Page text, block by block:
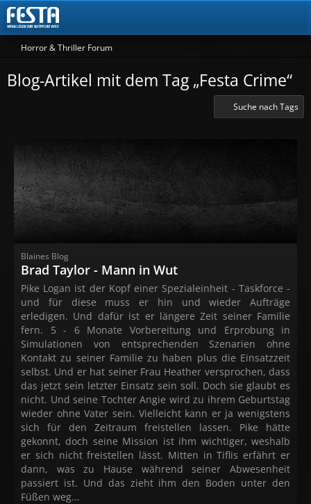
Horror & Thriller Forum
Blog-Artikel mit dem Tag „Festa Crime“
Suche nach Tags
Blaines Blog
Brad Taylor - Mann in Wut
Pike Logan ist der Kopf einer Spezialeinheit - Taskforce -
und für diese muss er hin und wieder Aufträge
erledigen. Und dafür ist er längere Zeit seiner Familie
fern. 5 - 6 Monate Vorbereitung und Erprobung in
Simulationen von entsprechenden Szenarien ohne
Kontakt zu seiner Familie zu haben plus die Einsatzzeit
selbst. Und er hat seiner Frau Heather versprochen, dass
das jetzt sein letzter Einsatz sein soll. Doch sie glaubt es
nicht. Und seine Tochter Angie wird zu ihrem Geburtstag
wieder ohne Vater sein. Vielleicht kann er ja wenigstens
sich für den Zeitraum freistellen lassen. Pike hätte
gekonnt, doch seine Mission ist ihm wichtiger, weshalb
er sich nicht freistellen lässt. Mitten in Tiflis erfährt er
dann, was zu Hause während seiner Abwesenheit
passiert ist. Und das zieht ihm den Boden unter den
Füßen weg...